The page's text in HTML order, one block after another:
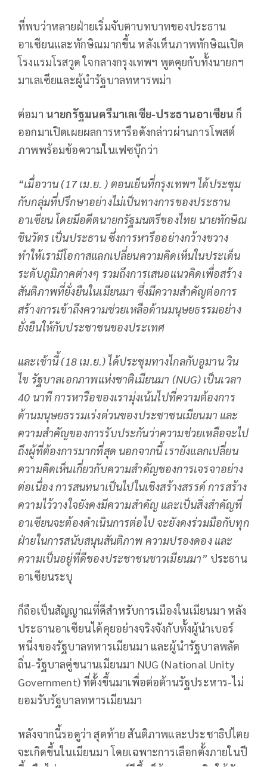
ที่พบว่าหลายฝ่ายเริ่มจับตาบทบาทของประธาน
อาเซียนและทักษิณมากขึ้น หลังเห็นภาพทักษิณเปิด
โรงแรมโรสวูด ใจกลางกรุงเทพฯ พูดคุยกับทั้งนายกฯ
มาเลเซียและผู้นำรัฐบาลทหารพม่า
ต่อมา นายกรัฐมนตรีมาเลเซีย-ประธานอาเซียน ก็
ออกมาเปิดเผยผลการหารือดังกล่าวผ่านการโพสต์
ภาพพร้อมข้อความในเฟซบุ๊กว่า
“เมื่อวาน (17เม.ย. ) ตอนเย็นที่กรุงเทพฯ ได้ประชุม
กับกลุ่มที่ปรึกษาอย่างไม่เป็นทางการของประธาน
อาเซียน โดยมีอดีตนายกรัฐมนตรีของไทย นายทักษิณ
ชินวัตร เป็นประธาน ซึ่งการหารืออย่างกว้างขวาง
ทำให้เรามีโอกาสแลกเปลี่ยนความคิดเห็นในประเด็น
ระดับภูมิภาคต่างๆ รวมถึงการเสนอแนวคิดเพื่อสร้าง
สันติภาพที่ยั่งยืนในเมียนมา ซึ่งมีความสำคัญต่อการ
สร้างการเข้าถึงความช่วยเหลือด้านมนุษยธรรมอย่าง
ยั่งยืนให้กับประชาชนของประเทศ
และเช้านี้ (18 เม.ย.) ได้ประชุมทางไกลกับอูมาน วิน
ไข รัฐบาลเอกภาพแห่งชาติเมียนมา (NUG) เป็นเวลา
40 นาที การหารือของเรามุ่งเน้นไปที่ความต้องการ
ด้านมนุษยธรรมเร่งด่วนของประชาชนเมียนมา และ
ความสำคัญของการรับประกันว่าความช่วยเหลือจะไป
ถึงผู้ที่ต้องการมากที่สุด นอกจากนี้ เรายังแลกเปลี่ยน
ความคิดเห็นเกี่ยวกับความสำคัญของการเจรจาอย่าง
ต่อเนื่อง การสนทนาเป็นไปในเชิงสร้างสรรค์ การสร้าง
ความไว้วางใจยังคงมีความสำคัญ และเป็นสิ่งสำคัญที่
อาเซียนจะต้องดำเนินการต่อไป จะยังคงร่วมมือกับทุก
ฝ่ายในการสนับสนุนสันติภาพ ความปรองดอง และ
ความเป็นอยู่ที่ดีของประชาชนชาวเมียนมา” ประธาน
อาเซียนระบุ
ก็ถือเป็นสัญญาณที่ดีสำหรับการเมืองในเมียนมา หลัง
ประธานอาเซียนได้คุยอย่างจริงจังกับทั้งผู้นำเบอร์
หนึ่งของรัฐบาลทหารเมียนมา และผู้นำรัฐบาลพลัด
ถิ่น-รัฐบาลคู่ขนานเมียนมา NUG (National Unity
Government) ที่ตั้งขึ้นมาเพื่อต่อต้านรัฐประหาร-ไม่
ยอมรับรัฐบาลทหารเมียนมา
หลังจากนี้รอดูว่า สุดท้าย สันติภาพและประชาธิปไตย
จะเกิดขึ้นในเมียนมา โดยเฉพาะการเลือกตั้งภายในปี